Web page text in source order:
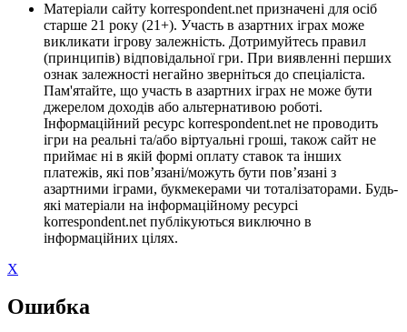
Матеріали сайту korrespondent.net призначені для осіб
старше 21 року (21+). Участь в азартних іграх може
викликати ігрову залежність. Дотримуйтесь правил
(принципів) відповідальної гри. При виявленні перших
ознак залежності негайно зверніться до спеціаліста.
Пам'ятайте, що участь в азартних іграх не може бути
джерелом доходів або альтернативою роботі.
Інформаційний ресурс korrespondent.net не проводить
ігри на реальні та/або віртуальні гроші, також сайт не
приймає ні в якій формі оплату ставок та інших
платежів, які пов’язані/можуть бути пов’язані з
азартними іграми, букмекерами чи тоталізаторами. Будь-
які матеріали на інформаційному ресурсі
korrespondent.net публікуються виключно в
інформаційних цілях.
X
Ошибка